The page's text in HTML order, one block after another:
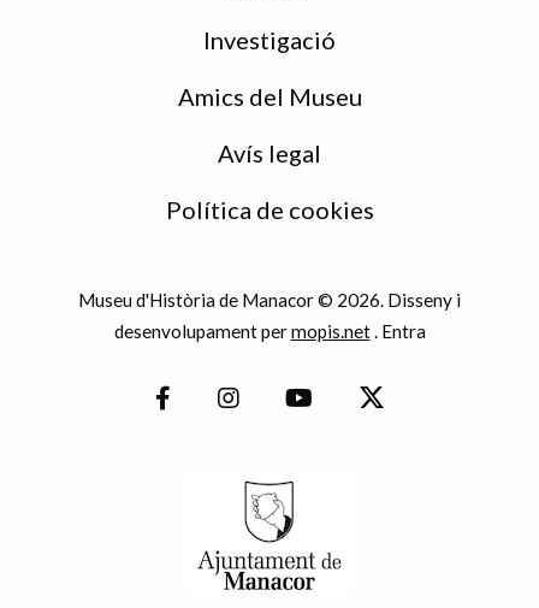
Investigació
Amics del Museu
Avís legal
Política de cookies
Museu d'Història de Manacor © 2026. Disseny i
desenvolupament permopis.net. Entra